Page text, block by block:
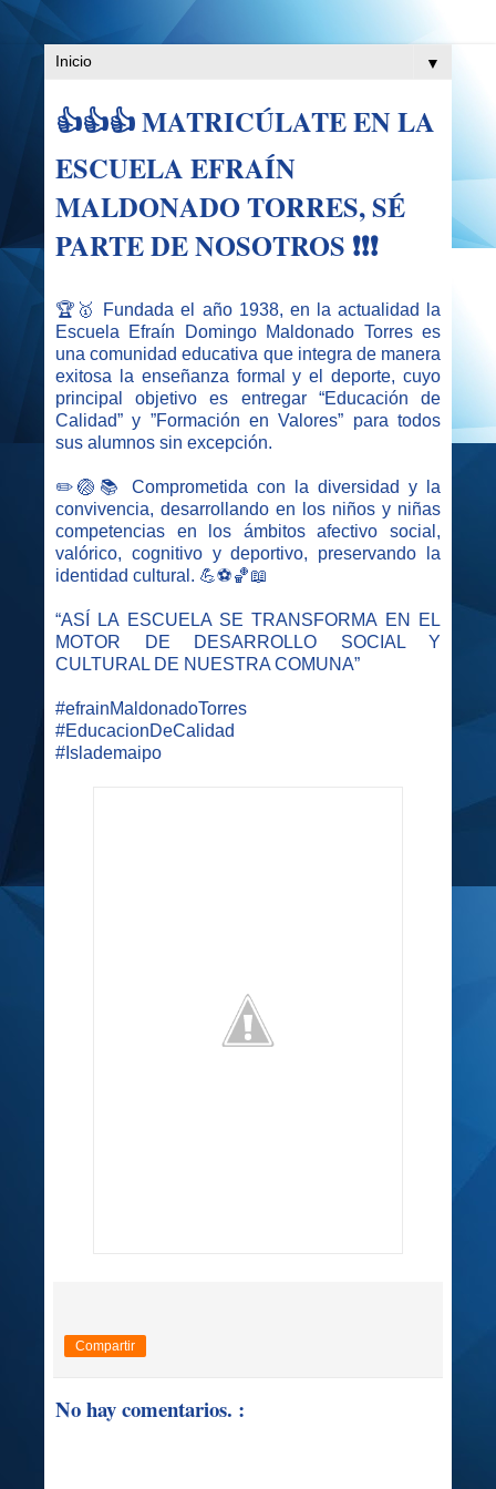
▼
👍👍👍 MATRICÚLATE EN LA
ESCUELA EFRAÍN
MALDONADO TORRES, SÉ
PARTE DE NOSOTROS ❗️❗️❗️
🏆🥇 Fundada el año 1938, en la actualidad la
Escuela Efraín Domingo Maldonado Torres es
una comunidad educativa que integra de manera
exitosa la enseñanza formal y el deporte, cuyo
principal objetivo es entregar “Educación de
Calidad” y ”Formación en Valores” para todos
sus alumnos sin excepción.
✏️ 🏐📚 Comprometida con la diversidad y la
convivencia, desarrollando en los niños y niñas
competencias en los ámbitos afectivo social,
valórico, cognitivo y deportivo, preservando la
identidad cultural. 💪⚽️🏀📖
“ASÍ LA ESCUELA SE TRANSFORMA EN EL
MOTOR DE DESARROLLO SOCIAL Y
CULTURAL DE NUESTRA COMUNA”
#efrainMaldonadoTorres
#EducacionDeCalidad
#Islademaipo
Compartir
No hay comentarios. :